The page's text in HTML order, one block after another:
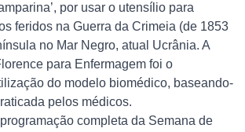
por usar o utensílio para
feridos na Guerra da Crimeia (de 1853
no Mar Negro, atual Ucrânia. A
para Enfermagem foi o
do modelo biomédico, baseando-
pelos médicos.
completa da Semana de